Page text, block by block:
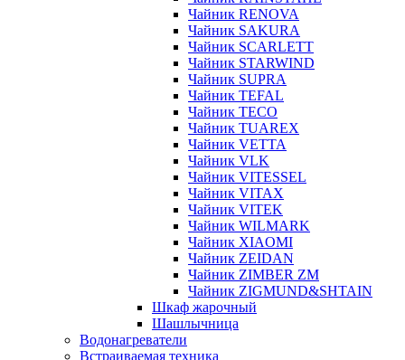
Чайник RENOVA
Чайник SAKURA
Чайник SCARLETT
Чайник STARWIND
Чайник SUPRA
Чайник TEFAL
Чайник TECO
Чайник TUAREX
Чайник VETTA
Чайник VLK
Чайник VITESSEL
Чайник VITAX
Чайник VITEK
Чайник WILMARK
Чайник XIAOMI
Чайник ZEIDAN
Чайник ZIMBER ZM
Чайник ZIGMUND&SHTAIN
Шкаф жарочный
Шашлычница
Водонагреватели
Встраиваемая техника